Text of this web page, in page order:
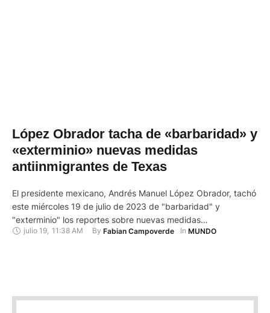
López Obrador tacha de «barbaridad» y
«exterminio» nuevas medidas
antiinmigrantes de Texas
El presidente mexicano, Andrés Manuel López Obrador, tachó
este miércoles 19 de julio de 2023 de "barbaridad" y
"exterminio" los reportes sobre nuevas medidas
antinmigrantes de Texas (EE.UU), donde los medios señalan
julio 19, 11:38 AM By Fabian Campoverde In MUNDO